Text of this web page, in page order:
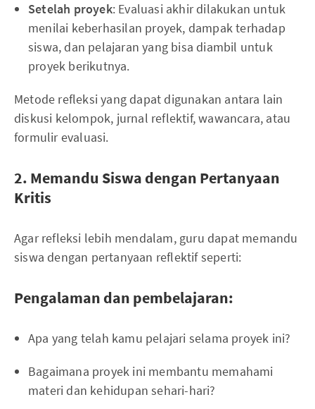
Setelah proyek: Evaluasi akhir dilakukan untuk
menilai keberhasilan proyek, dampak terhadap
siswa, dan pelajaran yang bisa diambil untuk
proyek berikutnya.
Metode refleksi yang dapat digunakan antara lain
diskusi kelompok, jurnal reflektif, wawancara, atau
formulir evaluasi.
2. Memandu Siswa dengan Pertanyaan
Kritis
Agar refleksi lebih mendalam, guru dapat memandu
siswa dengan pertanyaan reflektif seperti:
Pengalaman dan pembelajaran:
Apa yang telah kamu pelajari selama proyek ini?
Bagaimana proyek ini membantu memahami
materi dan kehidupan sehari-hari?